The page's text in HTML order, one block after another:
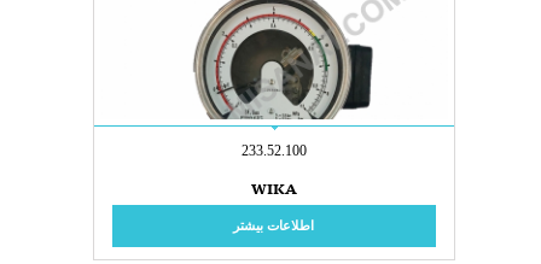
233.52.100
WIKA
اطلاعات بیشتر